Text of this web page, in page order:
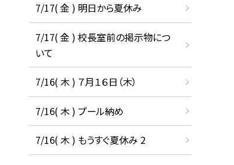
7/17( 金 ) 明日から夏休み
7/17( 金 ) 校長室前の掲示物につ
いて
7/16( 木 ) ７月１６日（木）
7/16( 木 ) プール納め
7/16( 木 ) もうすぐ夏休み 2